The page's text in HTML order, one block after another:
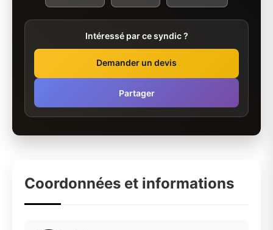
Intéressé par ce syndic ?
Demander un devis
Partager
Coordonnées et informations